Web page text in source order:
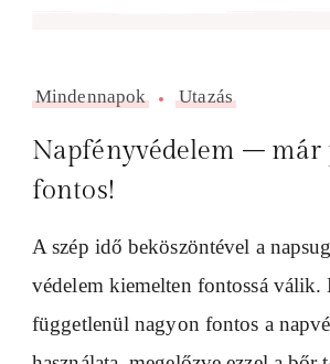
Mindennapok Utazás
Napfényvédelem –
fontos!
A szép idő beköszöntével a
védelem kiemelten fontossá
függetlenül nagyon fontos a